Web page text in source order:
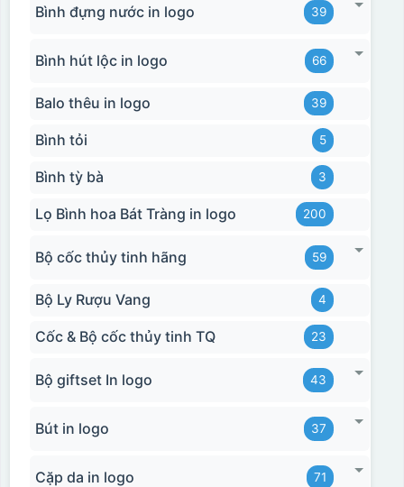
Bình đựng nước in logo 39
Bình hút lộc in logo 66
Balo thêu in logo 39
Bình tỏi 5
Bình tỳ bà 3
Lọ Bình hoa Bát Tràng in logo 200
Bộ cốc thủy tinh hãng 59
Bộ Ly Rượu Vang 4
Cốc & Bộ cốc thủy tinh TQ 23
Bộ giftset In logo 43
Bút in logo 37
Cặp da in logo 71